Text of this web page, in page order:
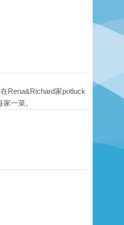
Rena&Richard家potluck
一菜。